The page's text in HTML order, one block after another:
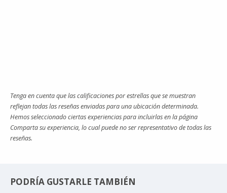
Tenga en cuenta que las calificaciones por estrellas que se muestran
reflejan todas las reseñas enviadas para una ubicación determinada.
Hemos seleccionado ciertas experiencias para incluirlas en la página
Comparta su experiencia, lo cual puede no ser representativo de todas las
reseñas.
PODRÍA GUSTARLE TAMBIÉN